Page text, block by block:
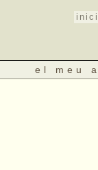
inici
el meu